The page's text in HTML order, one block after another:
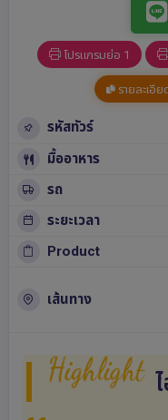
โปรแกรมย่อ 1
รายละเอี
รหัสทัวร์
มื้ออาหาร
รถ
ระยะเวลา
Product
เส้นทาง
Highlight